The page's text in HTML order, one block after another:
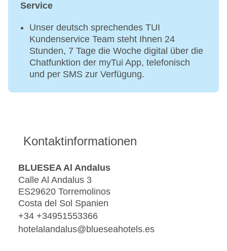
Service
Unser deutsch sprechendes TUI
Kundenservice Team steht Ihnen 24
Stunden, 7 Tage die Woche digital über die
Chatfunktion der myTui App, telefonisch
und per SMS zur Verfügung.
Kontaktinformationen
BLUESEA Al Andalus
Calle Al Andalus 3
ES29620 Torremolinos
Costa del Sol Spanien
+34 +34951553366
hotelalandalus@blueseahotels.es